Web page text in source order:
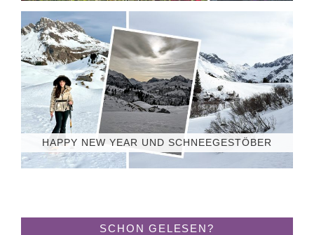
HAPPY NEW YEAR UND SCHNEEGESTÖBER
SCHON GELESEN?